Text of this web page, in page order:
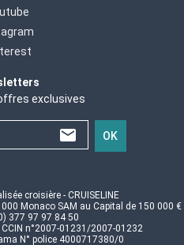
exclusives
OK
croisière - CRUISELINE
Monaco SAM au Capital de 150 000 €
377 97 97 84 50
CCIN n°2007-01231/2007-01232
N° police 4000717380/0